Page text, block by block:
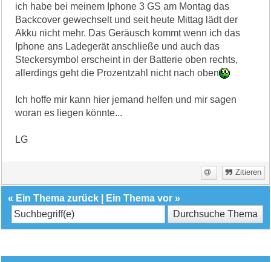
ich habe bei meinem Iphone 3 GS am Montag das
Backcover gewechselt und seit heute Mittag lädt der
Akku nicht mehr. Das Geräusch kommt wenn ich das
Iphone ans Ladegerät anschließe und auch das
Steckersymbol erscheint in der Batterie oben rechts,
allerdings geht die Prozentzahl nicht nach oben
Ich hoffe mir kann hier jemand helfen und mir sagen
woran es liegen könnte...
LG
Zitieren
« Ein Thema zurück Ein Thema vor »